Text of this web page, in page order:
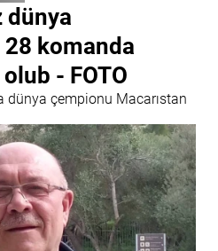
dünya
komanda
- FOTO
çempionu Macarıstan